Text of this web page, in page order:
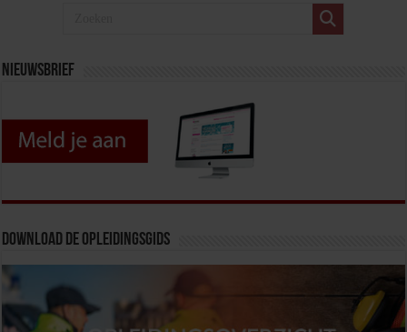
Nieuwsbrief
Download de opleidingsgids